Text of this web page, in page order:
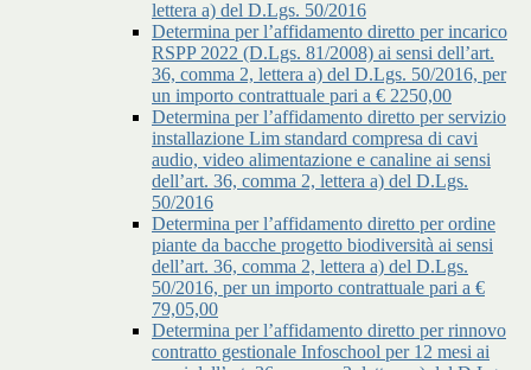
lettera a) del D.Lgs. 50/2016
Determina per l’affidamento diretto per incarico
RSPP 2022 (D.Lgs. 81/2008) ai sensi dell’art.
36, comma 2, lettera a) del D.Lgs. 50/2016, per
un importo contrattuale pari a € 2250,00
Determina per l’affidamento diretto per servizio
installazione Lim standard compresa di cavi
audio, video alimentazione e canaline ai sensi
dell’art. 36, comma 2, lettera a) del D.Lgs.
50/2016
Determina per l’affidamento diretto per ordine
piante da bacche progetto biodiversità ai sensi
dell’art. 36, comma 2, lettera a) del D.Lgs.
50/2016, per un importo contrattuale pari a €
79,05,00
Determina per l’affidamento diretto per rinnovo
contratto gestionale Infoschool per 12 mesi ai